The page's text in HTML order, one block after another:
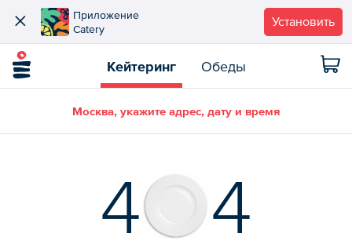
Приложение
Catery
Установить
Кейтеринг Обеды
Москва, укажите адрес, дату и время
4 4